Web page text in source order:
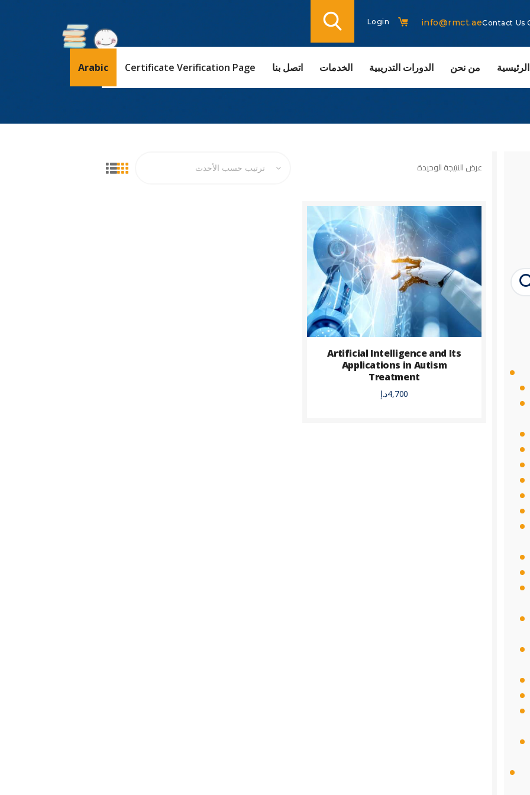
Contact Us
info@rmct.ae
Login
من نحن الدورات التدريبية الخدمات اتصل بنا Certificate Verification Page
Arabic
الصفحة الرئيسية
من نحن
الدورات التدريبية
الخدمات
ARABIC
عرض النتيجة الوحيدة
BUY NOW
DETAILS
Artificial Intelligence and Its
Applications in Autism
Treatment
4,700د.إ